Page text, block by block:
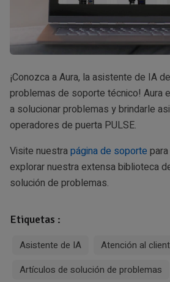
¡Conozca a Aura, la asistente de IA
problemas de soporte técnico! Aura
a solucionar problemas y brindarle
operadores de puerta PULSE.
Visite nuestrapágina de soporte
explorar nuestra extensa biblioteca
solución de problemas.
Etiquetas :
Asistente de IA
Atención al
Artículos de solución de problemas